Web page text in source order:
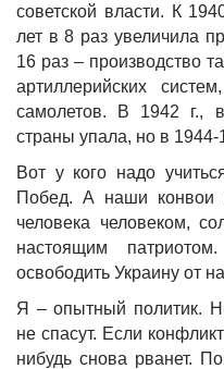
советской власти. К
лет в 8 раз увеличила
16 раз – производство
артиллерийских
самолетов. В 1942 г.,
страны упала, но в
Вот у кого надо
Побед. А наши конвои
человека человеком,
настоящим
освободить Украину от
Я – опытный политик.
не спасут. Если
нибудь снова рванет.